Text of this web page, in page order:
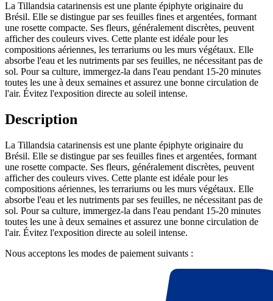
La Tillandsia catarinensis est une plante épiphyte originaire du
Brésil. Elle se distingue par ses feuilles fines et argentées, formant
une rosette compacte. Ses fleurs, généralement discrètes, peuvent
afficher des couleurs vives. Cette plante est idéale pour les
compositions aériennes, les terrariums ou les murs végétaux. Elle
absorbe l'eau et les nutriments par ses feuilles, ne nécessitant pas de
sol. Pour sa culture, immergez-la dans l'eau pendant 15-20 minutes
toutes les une à deux semaines et assurez une bonne circulation de
l'air. Évitez l'exposition directe au soleil intense.
Description
La Tillandsia catarinensis est une plante épiphyte originaire du
Brésil. Elle se distingue par ses feuilles fines et argentées, formant
une rosette compacte. Ses fleurs, généralement discrètes, peuvent
afficher des couleurs vives. Cette plante est idéale pour les
compositions aériennes, les terrariums ou les murs végétaux. Elle
absorbe l'eau et les nutriments par ses feuilles, ne nécessitant pas de
sol. Pour sa culture, immergez-la dans l'eau pendant 15-20 minutes
toutes les une à deux semaines et assurez une bonne circulation de
l'air. Évitez l'exposition directe au soleil intense.
Nous acceptons les modes de paiement suivants :